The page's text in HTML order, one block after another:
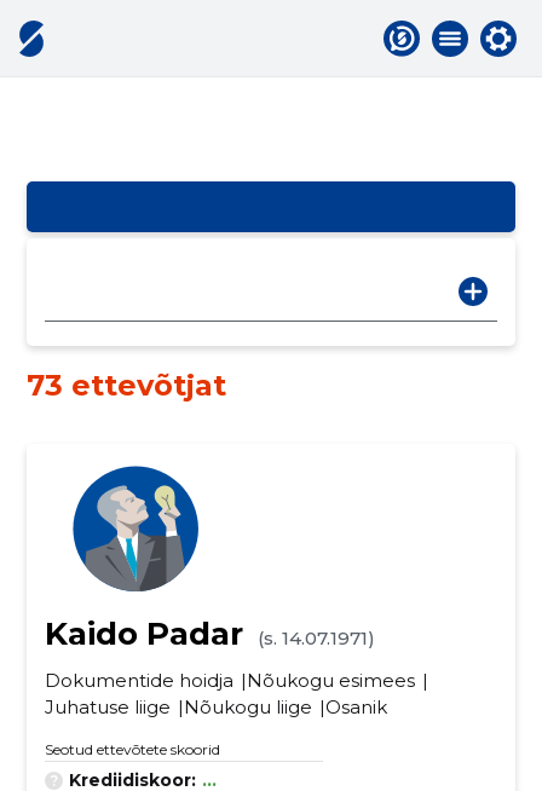
73 ettevõtjat
Kaido Padar
(s. 14.07.1971)
Dokumentide hoidja
Nõukogu esimees
Juhatuse liige
Nõukogu liige Osanik
Seotud ettevõtete skoorid
Krediidiskoor: ...